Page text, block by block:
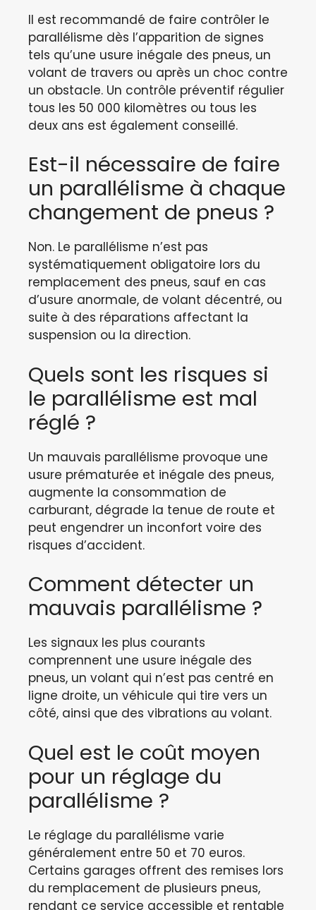
Il est recommandé de faire contrôler le
parallélisme dès l’apparition de signes
tels qu’une usure inégale des pneus, un
volant de travers ou après un choc contre
un obstacle. Un contrôle préventif régulier
tous les 50 000 kilomètres ou tous les
deux ans est également conseillé.
Est-il nécessaire de faire
un parallélisme à chaque
changement de pneus ?
Non. Le parallélisme n’est pas
systématiquement obligatoire lors du
remplacement des pneus, sauf en cas
d’usure anormale, de volant décentré, ou
suite à des réparations affectant la
suspension ou la direction.
Quels sont les risques si
le parallélisme est mal
réglé ?
Un mauvais parallélisme provoque une
usure prématurée et inégale des pneus,
augmente la consommation de
carburant, dégrade la tenue de route et
peut engendrer un inconfort voire des
risques d’accident.
Comment détecter un
mauvais parallélisme ?
Les signaux les plus courants
comprennent une usure inégale des
pneus, un volant qui n’est pas centré en
ligne droite, un véhicule qui tire vers un
côté, ainsi que des vibrations au volant.
Quel est le coût moyen
pour un réglage du
parallélisme ?
Le réglage du parallélisme varie
généralement entre 50 et 70 euros.
Certains garages offrent des remises lors
du remplacement de plusieurs pneus,
rendant ce service accessible et rentable